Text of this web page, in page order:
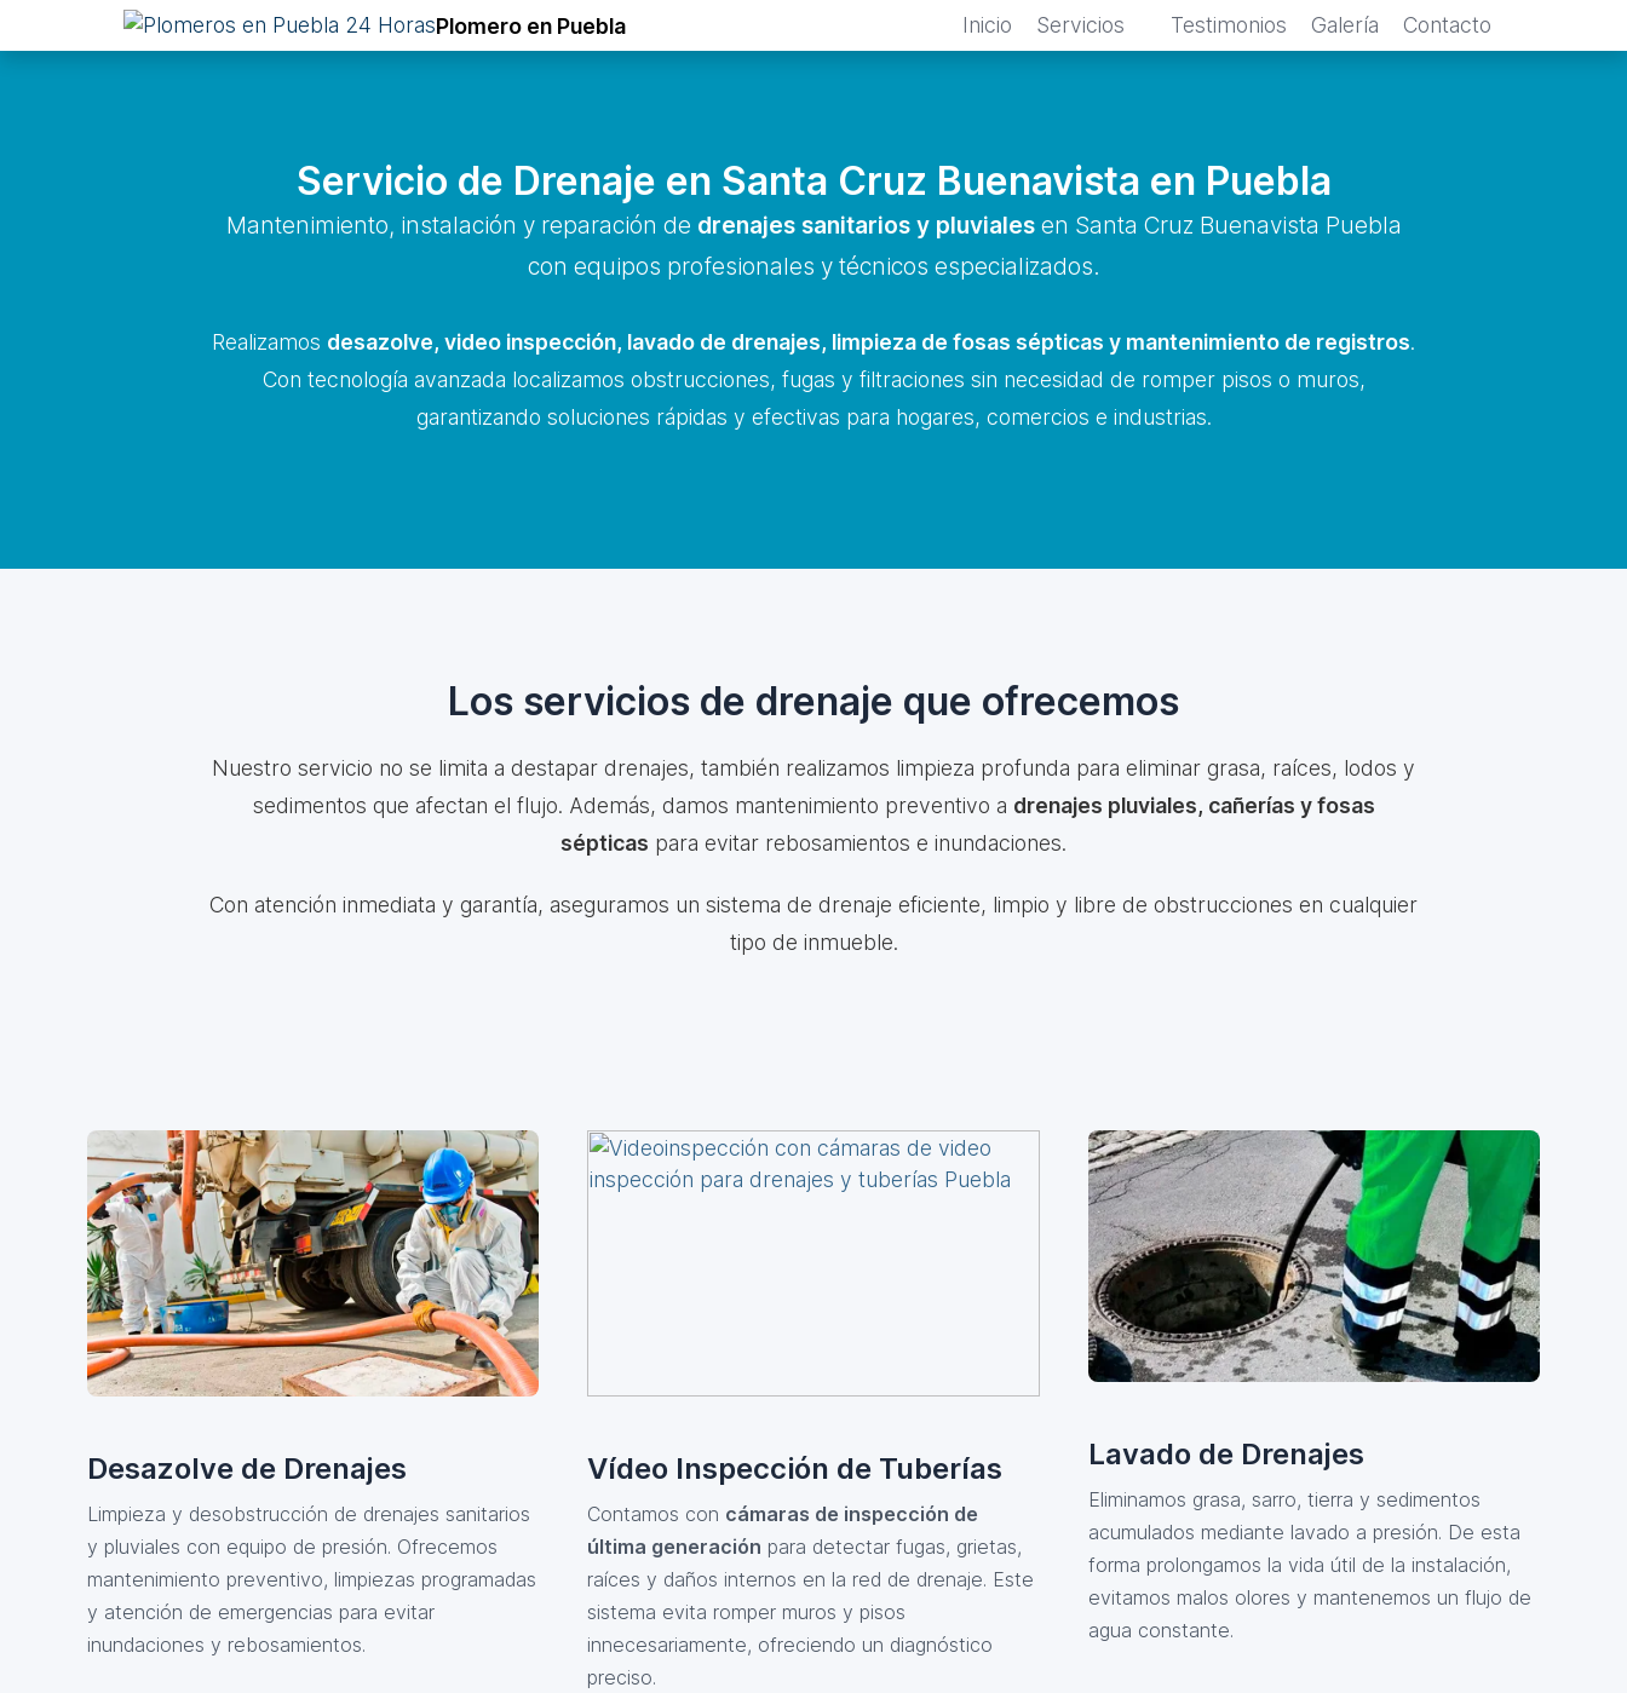
Plomero en Puebla Inicio Servicios Testimonios Galería Contacto
Servicio de Drenaje en Santa Cruz Buenavista en Puebla
Mantenimiento, instalación y reparación de drenajes sanitarios y pluvialesen Santa Cruz Buenavista Puebla
con equipos profesionales y técnicos especializados.
Realizamos desazolve, video inspección, lavado de drenajes, limpieza de fosas sépticas y mantenimiento de registros.
Con tecnología avanzada localizamos obstrucciones, fugas y filtraciones sin necesidad de romper pisos o muros,
garantizando soluciones rápidas y efectivas para hogares, comercios e industrias.
Los servicios de drenaje que ofrecemos
Nuestro servicio no se limita a destapar drenajes, también realizamos limpieza profunda para eliminar grasa, raíces, lodos y
sedimentos que afectan el flujo. Además, damos mantenimiento preventivo a drenajes pluviales, cañerías y fosas
sépticas para evitar rebosamientos e inundaciones.
Con atención inmediata y garantía, aseguramos un sistema de drenaje eficiente, limpio y libre de obstrucciones en cualquier
tipo de inmueble.
Desazolve de Drenajes
Limpieza y desobstrucción de drenajes sanitarios
y pluviales con equipo de presión. Ofrecemos
mantenimiento preventivo, limpiezas programadas
y atención de emergencias para evitar
inundaciones y rebosamientos.
Vídeo Inspección de Tuberías
Contamos con cámaras de inspección de
última generación para detectar fugas, grietas,
raíces y daños internos en la red de drenaje. Este
sistema evita romper muros y pisos
innecesariamente, ofreciendo un diagnóstico
preciso.
Lavado de Drenajes
Eliminamos grasa, sarro, tierra y sedimentos
acumulados mediante lavado a presión. De esta
forma prolongamos la vida útil de la instalación,
evitamos malos olores y mantenemos un flujo de
agua constante.